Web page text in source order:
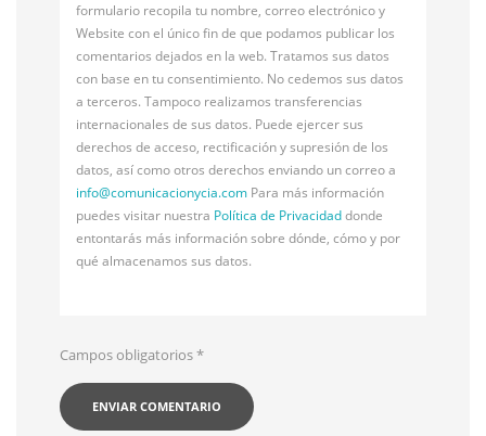
formulario recopila tu nombre, correo electrónico y
Website con el único fin de que podamos publicar los
comentarios dejados en la web. Tratamos sus datos
con base en tu consentimiento. No cedemos sus datos
a terceros. Tampoco realizamos transferencias
internacionales de sus datos. Puede ejercer sus
derechos de acceso, rectificación y supresión de los
datos, así como otros derechos enviando un correo a
info@comunicacionycia.com Para más información
puedes visitar nuestra Política de Privacidaddonde
entontarás más información sobre dónde, cómo y por
qué almacenamos sus datos.
Campos obligatorios*